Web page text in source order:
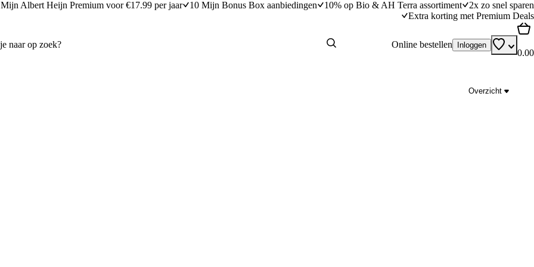
Mijn Albert Heijn Premium voor €17.99 per jaar 10 Mijn Bonus Box aanbiedingen 10% op Bio & AH Terra assortiment
2x zo snel sparen
Extra korting met Premium Deals
Online bestellen Inloggen
0.00
Overzicht